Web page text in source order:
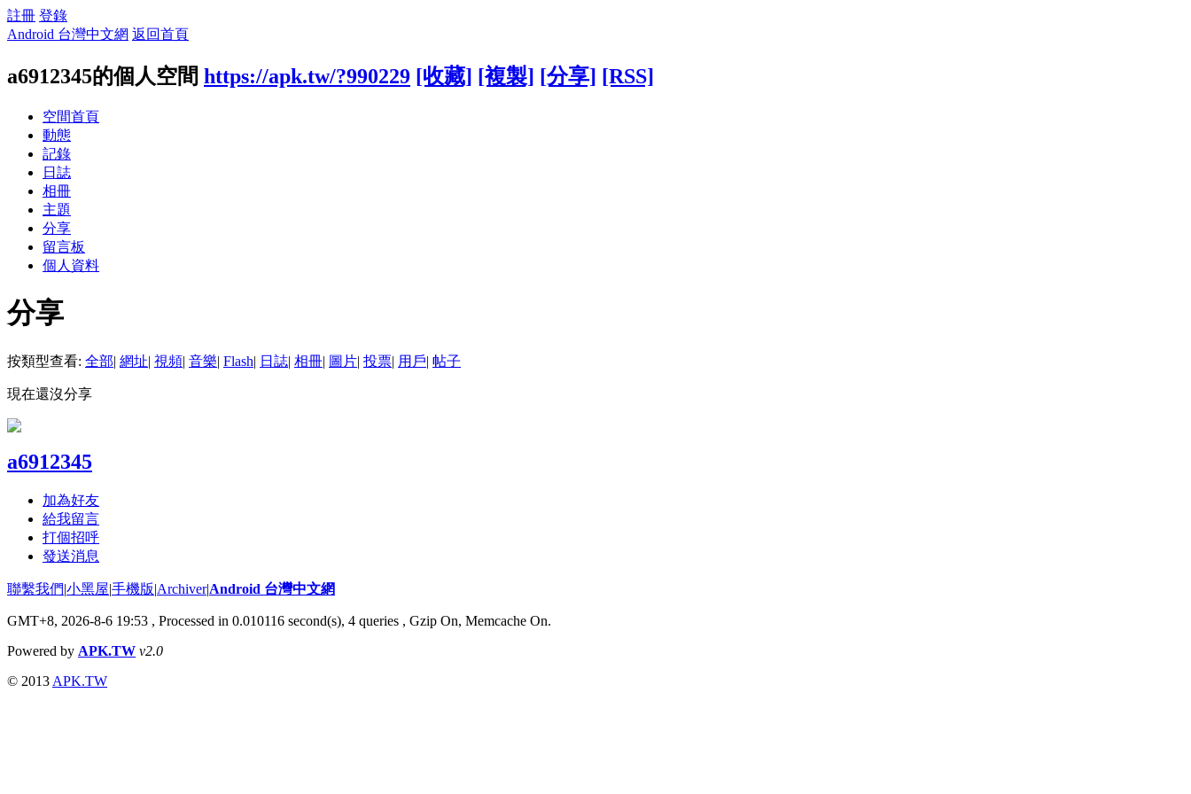
註冊 登錄
Android 台灣中文網 返回首頁
a6912345的個人空間 https://apk.tw/?990229 [收藏] [複製] [分享] [RSS]
空間首頁
動態
記錄
日誌
相冊
主題
分享
留言板
個人資料
分享
按類型查看: 全部| 網址| 視頻| 音樂| Flash| 日誌| 相冊| 圖片| 投票| 用戶| 帖子
現在還沒分享
a6912345
加為好友
給我留言
打個招呼
發送消息
聯繫我們|小黑屋|手機版|Archiver|Android 台灣中文網
GMT+8, 2026-8-6 19:53 , Processed in 0.010116 second(s), 4 queries , Gzip On, Memcache On.
Powered by APK.TW v2.0
© 2013 APK.TW